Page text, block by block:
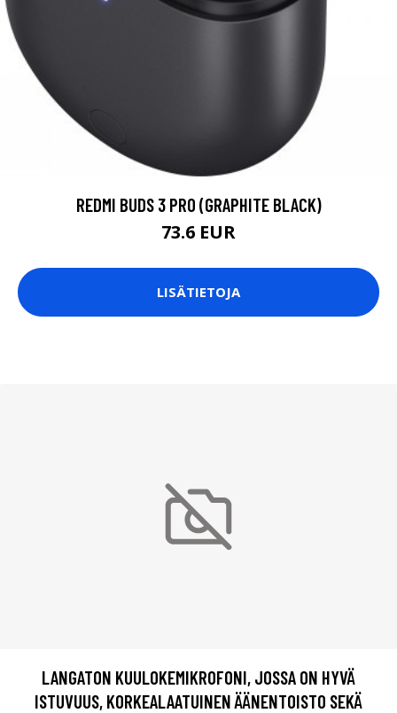
REDMI BUDS 3 PRO (GRAPHITE BLACK)
73.6 EUR
LISÄTIETOJA
LANGATON KUULOKEMIKROFONI, JOSSA ON HYVÄ
ISTUVUUS, KORKEALAATUINEN ÄÄNENTOISTO SEKÄ